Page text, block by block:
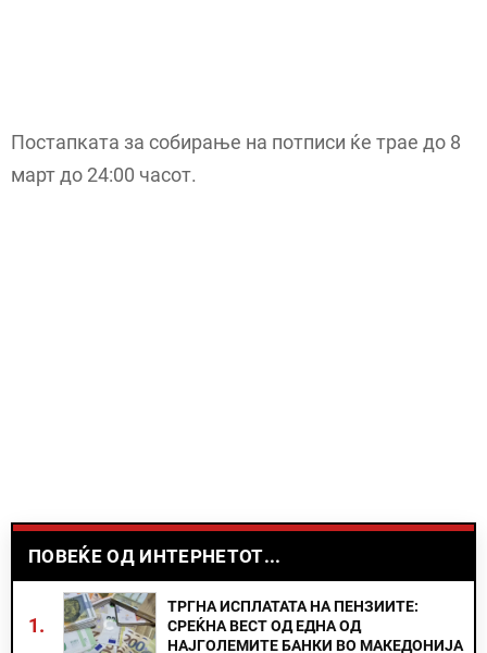
Постапката за собирање на потписи ќе трае до 8
март до 24:00 часот.
ПОВЕЌЕ ОД ИНТЕРНЕТОТ...
1.
ТРГНА ИСПЛАТАТА НА ПЕНЗИИТЕ:
СРЕЌНА ВЕСТ ОД ЕДНА ОД
НАЈГОЛЕМИТЕ БАНКИ ВО МАКЕДОНИЈА